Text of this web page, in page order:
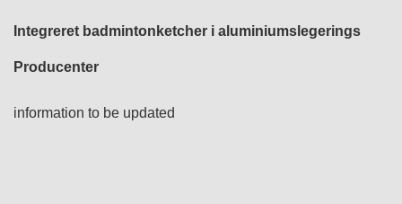
Integreret badmintonketcher i aluminiumslegerings
Producenter
information to be updated